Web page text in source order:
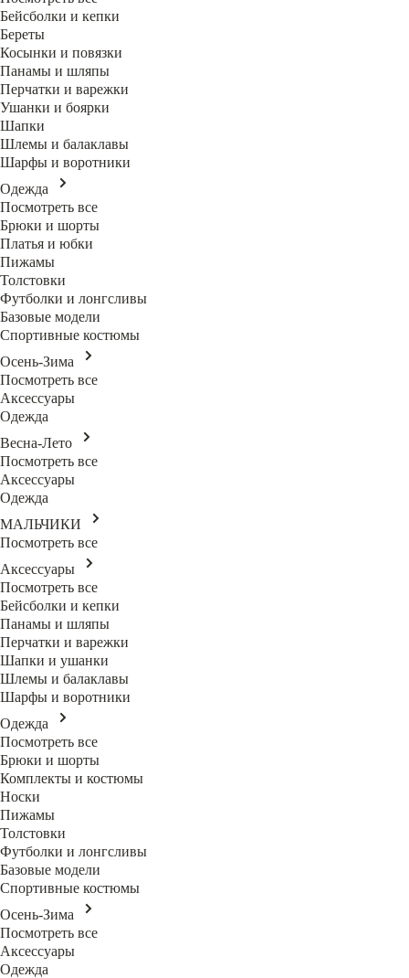
Бейсболки и кепки
Береты
Косынки и повязки
Панамы и шляпы
Перчатки и варежки
Ушанки и боярки
Шапки
Шлемы и балаклавы
Шарфы и воротники
Одежда
Посмотреть все
Брюки и шорты
Платья и юбки
Пижамы
Толстовки
Футболки и лонгсливы
Базовые модели
Спортивные костюмы
Осень-Зима
Посмотреть все
Аксессуары
Одежда
Весна-Лето
Посмотреть все
Аксессуары
Одежда
МАЛЬЧИКИ
Посмотреть все
Аксессуары
Посмотреть все
Бейсболки и кепки
Панамы и шляпы
Перчатки и варежки
Шапки и ушанки
Шлемы и балаклавы
Шарфы и воротники
Одежда
Посмотреть все
Брюки и шорты
Комплекты и костюмы
Носки
Пижамы
Толстовки
Футболки и лонгсливы
Базовые модели
Спортивные костюмы
Осень-Зима
Посмотреть все
Аксессуары
Одежда